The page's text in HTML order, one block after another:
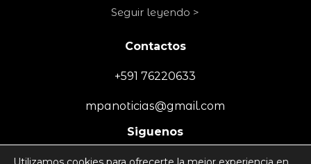
Seguir leyendo >
Contactos
+591 76220633
mpanoticias@gmail.com
Siguenos